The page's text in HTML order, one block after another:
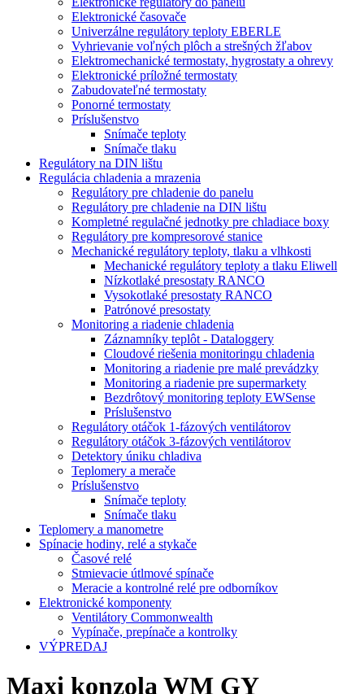
Elektronické časovače
Univerzálne regulátory teploty EBERLE
Vyhrievanie voľných plôch a strešných žľabov
Elektromechanické termostaty, hygrostaty a ohrevy
Elektronické príložné termostaty
Zabudovateľné termostaty
Ponorné termostaty
Príslušenstvo
Snímače teploty
Snímače tlaku
Regulátory na DIN lištu
Regulácia chladenia a mrazenia
Regulátory pre chladenie do panelu
Regulátory pre chladenie na DIN lištu
Kompletné regulačné jednotky pre chladiace boxy
Regulátory pre kompresorové stanice
Mechanické regulátory teploty, tlaku a vlhkosti
Mechanické regulátory teploty a tlaku Eliwell
Nízkotlaké presostaty RANCO
Vysokotlaké presostaty RANCO
Patrónové presostaty
Monitoring a riadenie chladenia
Záznamníky teplôt - Dataloggery
Cloudové riešenia monitoringu chladenia
Monitoring a riadenie pre malé prevádzky
Monitoring a riadenie pre supermarkety
Bezdrôtový monitoring teploty EWSense
Príslušenstvo
Regulátory otáčok 1-fázových ventilátorov
Regulátory otáčok 3-fázových ventilátorov
Detektory úniku chladiva
Teplomery a merače
Príslušenstvo
Snímače teploty
Snímače tlaku
Teplomery a manometre
Spínacie hodiny, relé a stykače
Časové relé
Stmievacie útlmové spínače
Meracie a kontrolné relé pre odborníkov
Elektronické komponenty
Ventilátory Commonwealth
Vypínače, prepínače a kontrolky
VÝPREDAJ
Maxi konzola WM GY